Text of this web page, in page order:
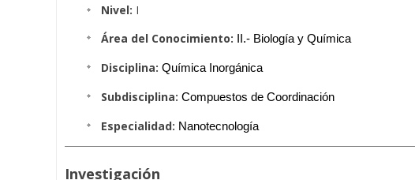
Nivel: I
Área del Conocimiento:
II.- Biología y Química
Disciplina: Química Inorgánica
Subdisciplina: Compuestos de Coordinación
Especialidad: Nanotecnología
Investigación